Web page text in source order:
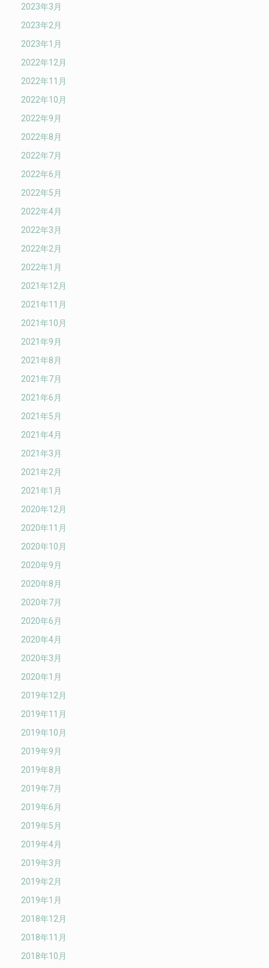
2023年3月
2023年2月
2023年1月
2022年12月
2022年11月
2022年10月
2022年9月
2022年8月
2022年7月
2022年6月
2022年5月
2022年4月
2022年3月
2022年2月
2022年1月
2021年12月
2021年11月
2021年10月
2021年9月
2021年8月
2021年7月
2021年6月
2021年5月
2021年4月
2021年3月
2021年2月
2021年1月
2020年12月
2020年11月
2020年10月
2020年9月
2020年8月
2020年7月
2020年6月
2020年4月
2020年3月
2020年1月
2019年12月
2019年11月
2019年10月
2019年9月
2019年8月
2019年7月
2019年6月
2019年5月
2019年4月
2019年3月
2019年2月
2019年1月
2018年12月
2018年11月
2018年10月